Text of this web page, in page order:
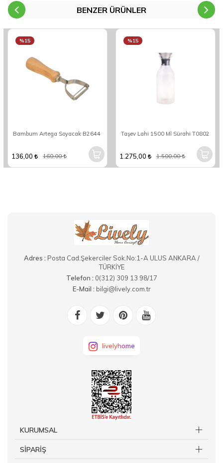
BENZER ÜRÜNLER
Bambum Artega Soyacak B2644
%15
136,00 160,00
Taşev Lahi 1500 Ml Sürahi T0802
%15
1.275,00 1.500,00
Adres : Posta Cad.Şekerciler Sok.No:1-A ULUS ANKARA /
TÜRKİYE
Telefon : 0(312) 309 13 98/17
E-Mail : bilgi@lively.com.tr
livelyhome
KURUMSAL
SİPARİŞ